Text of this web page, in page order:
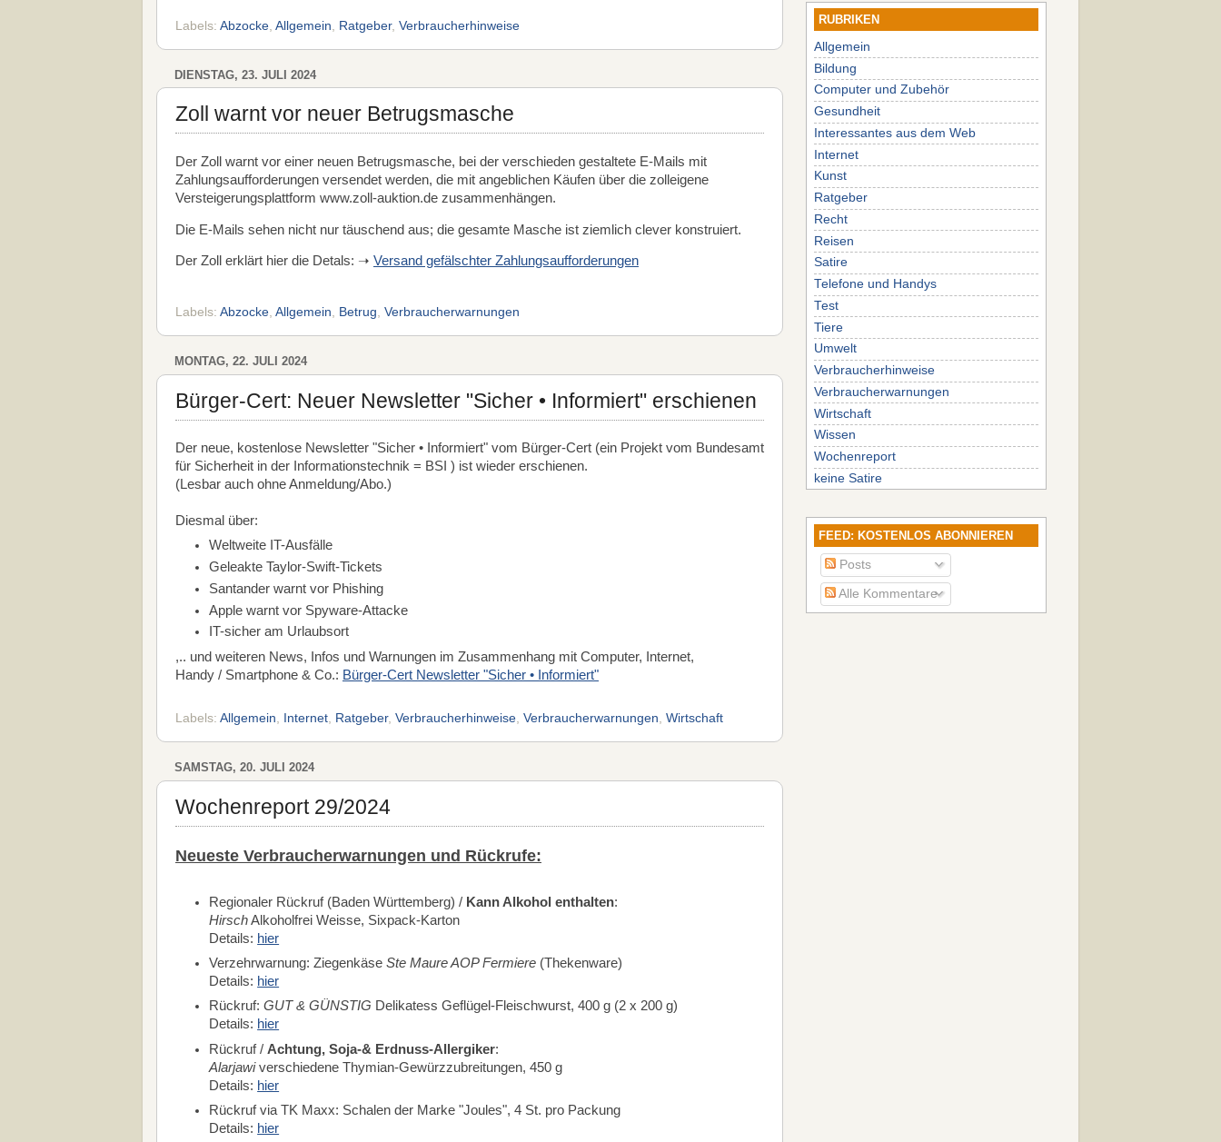
Labels: Abzocke Allgemein Ratgeber, Verbraucherhinweise
DIENSTAG, 23. JULI 2024
Zoll warnt vor neuer Betrugsmasche
Der Zoll warnt vor einer neuen Betrugsmasche, bei der verschieden gestaltete E-Mails mit
Zahlungsaufforderungen versendet werden, die mit angeblichen Käufen über die zolleigene
Versteigerungsplattform www.zoll-auktion.de zusammenhängen.
Die E-Mails sehen nicht nur täuschend aus; die gesamte Masche ist ziemlich clever konstruiert.
Der Zoll erklärt hier die Detals: ➝ Versand gefälschter Zahlungsaufforderungen
Labels: Abzocke, Allgemein, Betrug, Verbraucherwarnungen
MONTAG, 22. JULI 2024
Bürger-Cert: Neuer Newsletter "Sicher • Informiert" erschienen
Der neue, kostenlose Newsletter "Sicher • Informiert" vom Bürger-Cert (ein Projekt vom Bundesamt
für Sicherheit in der Informationstechnik = BSI ) ist wieder erschienen.
(Lesbar auch ohne Anmeldung/Abo.)
Diesmal über:
Weltweite IT-Ausfälle
Geleakte Taylor-Swift-Tickets
Santander warnt vor Phishing
Apple warnt vor Spyware-Attacke
IT-sicher am Urlaubsort
,.. und weiteren News, Infos und Warnungen im Zusammenhang mit Computer, Internet,
Handy / Smartphone & Co.: Bürger-Cert Newsletter "Sicher • Informiert"
Labels: Allgemein, Internet, Ratgeber, Verbraucherhinweise, Verbraucherwarnungen, Wirtschaft
SAMSTAG, 20. JULI 2024
Wochenreport 29/2024
Neueste Verbraucherwarnungen und Rückrufe:
Regionaler Rückruf (Baden Württemberg) / Kann Alkohol enthalten:
HirschAlkoholfrei Weisse, Sixpack-Karton
Details: hier
Verzehrwarnung: ZiegenkäseSte Maure AOP Fermiere (Thekenware)
Details: hier
Rückruf:GUT & GÜNSTIG Delikatess Geflügel-Fleischwurst, 400 g (2 x 200 g)
Details: hier
Rückruf / Achtung, Soja-& Erdnuss-Allergiker:
Alarjawiverschiedene Thymian-Gewürzzubreitungen, 450 g
Details: hier
Rückruf via TK Maxx: Schalen der Marke "Joules", 4 St. pro Packung
Details: hier
RUBRIKEN
Allgemein
Bildung
Computer und Zubehör
Gesundheit
Interessantes aus dem Web
Internet
Kunst
Ratgeber
Recht
Reisen
Satire
Telefone und Handys
Test
Tiere
Umwelt
Verbraucherhinweise
Verbraucherwarnungen
Wirtschaft
Wissen
Wochenreport
keine Satire
FEED: KOSTENLOS ABONNIEREN
Posts
Alle Kommentare